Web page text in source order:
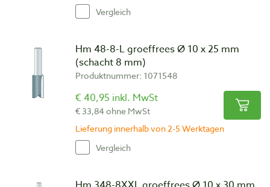
Vergleich
Hm 48-8-L groeffrees Ø 10 x 25 mm
(schacht 8 mm)
Produktnummer: 1071548
€ 40,95 inkl. MwSt
€ 33,84 ohne MwSt
Lieferung innerhalb von 2-5 Werktagen
Vergleich